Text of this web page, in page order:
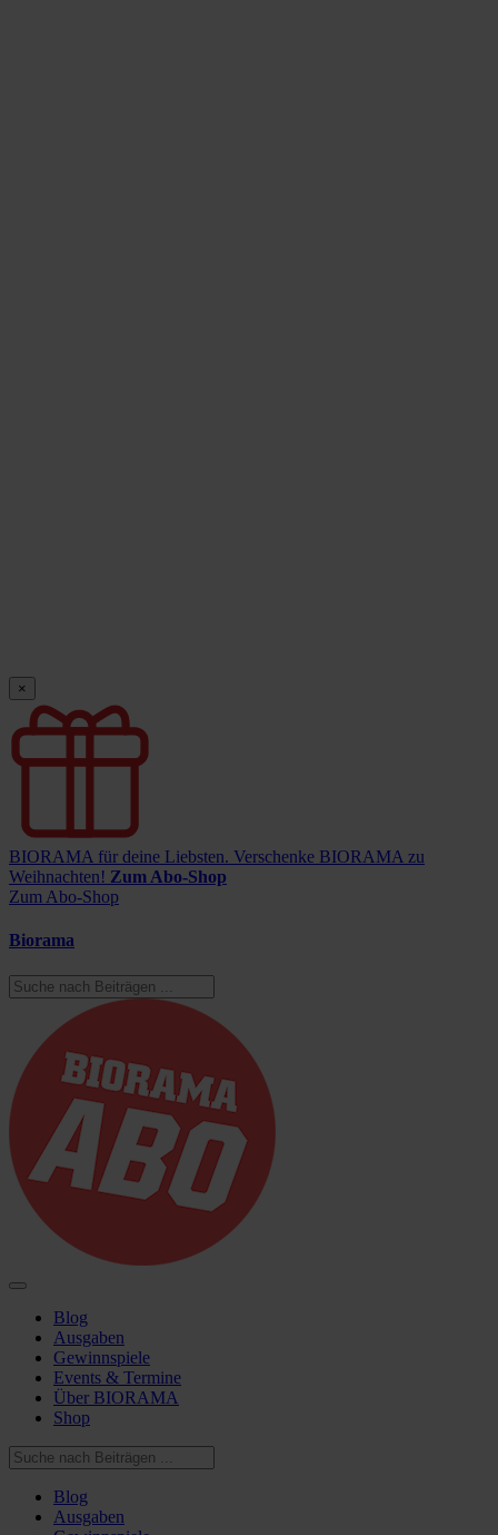
×
BIORAMA für deine Liebsten. Verschenke BIORAMA zu
Weihnachten! Zum Abo-Shop
Zum Abo-Shop
Biorama
Blog
Ausgaben
Gewinnspiele
Events & Termine
Über BIORAMA
Shop
Blog
Ausgaben